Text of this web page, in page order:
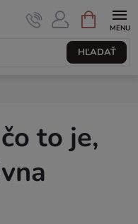
HĽADAŤ
NÁKUPNÝ
KOŠÍK
to je,